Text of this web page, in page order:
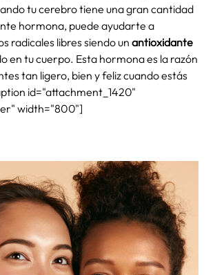
tu cerebro tiene una gran cantidad
hormona, puede ayudarte a
radicales libres siendo un antioxidante
en tu cuerpo. Esta hormona es la razón
tan ligero, bien y feliz cuando estás
id="attachment_1420"
width="800"]